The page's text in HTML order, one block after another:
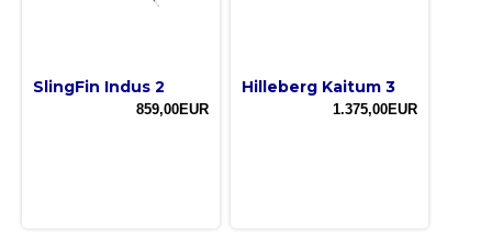
SlingFin Indus 2
859,00EUR
Hilleberg Kaitum 3
1.375,00EUR